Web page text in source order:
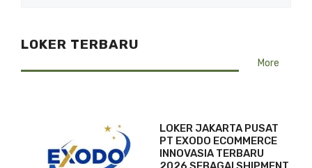
LOKER TERBARU
More
LOKER JAKARTA PUSAT
PT EXODO ECOMMERCE
INNOVASIA TERBARU